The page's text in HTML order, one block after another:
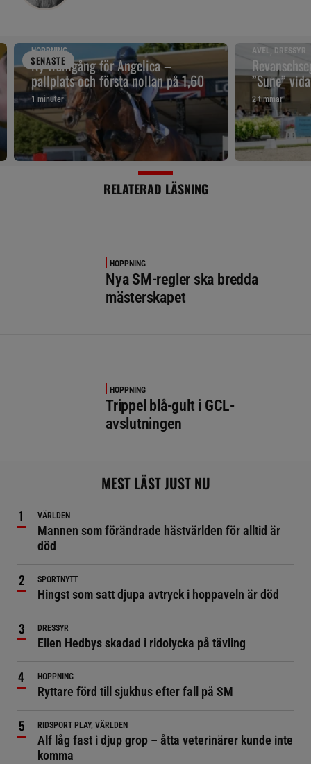
SENASTE
HOPPNING
Ny framgång för Angelica –
pallplats och första nollan på 1,60
1 minuter
AVEL, DRESSYR
”Sune”
2 timmar
RELATERAD LÄSNING
HOPPNING
Nya SM-regler ska bredda
mästerskapet
HOPPNING
Trippel blå-gult i GCL-
avslutningen
MEST LÄST JUST NU
VÄRLDEN
Mannen som förändrade hästvärlden för alltid är
död
SPORTNYTT
Hingst som satt djupa avtryck i hoppaveln är död
DRESSYR
Ellen Hedbys skadad i ridolycka på tävling
HOPPNING
Ryttare förd till sjukhus efter fall på SM
RIDSPORT PLAY, VÄRLDEN
Alf låg fast i djup grop – åtta veterinärer kunde inte
komma